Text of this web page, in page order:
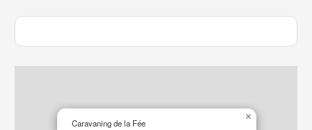
Pour le séjour :
idéaux pour les tentes, caravanes et camping-
Services et activités :
Caravaning de la Fée
×